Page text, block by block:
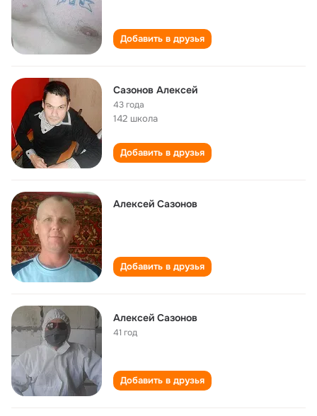
Добавить в друзья
Сазонов Алексей
43 года
142 школа
Добавить в друзья
Алексей Сазонов
Добавить в друзья
Алексей Сазонов
41 год
Добавить в друзья